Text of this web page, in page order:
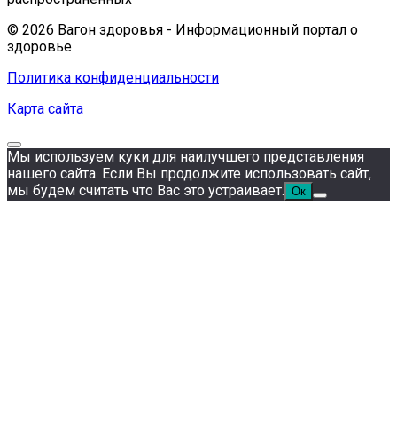
© 2026 Вагон здоровья - Информационный портал о
здоровье
Политика конфиденциальности
Карта сайта
Мы используем куки для наилучшего представления
нашего сайта. Если Вы продолжите использовать сайт,
мы будем считать что Вас это устраивает. Ок